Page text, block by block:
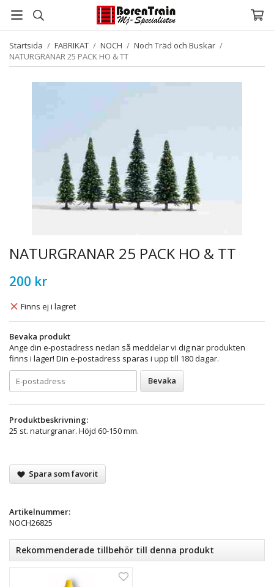
Startsida / FABRIKAT / NOCH / Noch Träd och Buskar /
NATURGRANAR 25 PACK HO & TT
NATURGRANAR 25 PACK HO & TT
200 kr
Finns ej i lagret
Bevaka produkt
Ange din e-postadress nedan så meddelar vi dig när produkten
finns i lager! Din e-postadress sparas i upp till 180 dagar.
Bevaka
Produktbeskrivning:
25 st. naturgranar. Höjd 60-150 mm.
Spara som favorit
Artikelnummer:
NOCH26825
Rekommenderade tillbehör till denna produkt